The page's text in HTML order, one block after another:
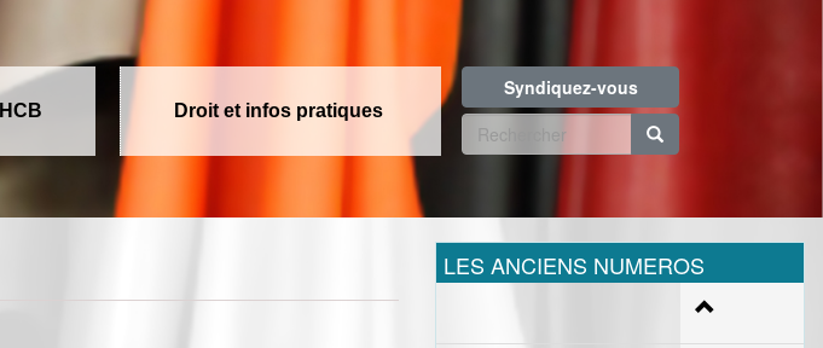
Droit et infos pratiques
Syndiquez-vous
Formulaire
recherche
LES ANCIENS NUMEROS